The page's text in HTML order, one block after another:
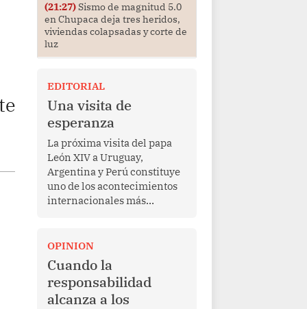
(21:27)Sismo de magnitud 5.0
en Chupaca deja tres heridos,
viviendas colapsadas y corte de
luz
EDITORIAL
Una visita de
esperanza
La próxima visita del papa
León XIV a Uruguay,
Argentina y Perú constituye
uno de los acontecimientos
internacionales más
Más allá de su dimensión
religiosa, esta gira
representa una oportunidad
para reafirmar el valor del
diálogo, fortalecer los
OPINION
Cuando la
responsabilidad
alcanza a los